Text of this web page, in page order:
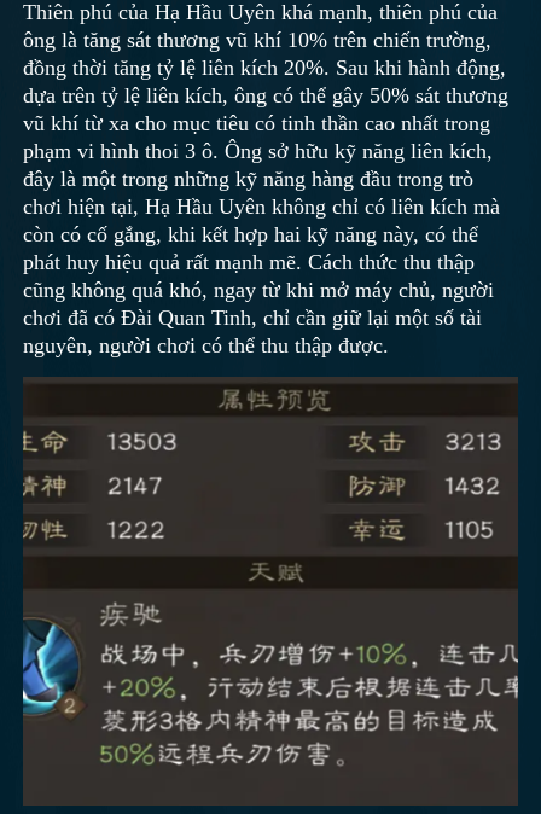
Thiên phú của Hạ Hầu Uyên khá mạnh, thiên phú của
ông là tăng sát thương vũ khí 10% trên chiến trường,
đồng thời tăng tỷ lệ liên kích 20%. Sau khi hành động,
dựa trên tỷ lệ liên kích, ông có thể gây 50% sát thương
vũ khí từ xa cho mục tiêu có tinh thần cao nhất trong
phạm vi hình thoi 3 ô. Ông sở hữu kỹ năng liên kích,
đây là một trong những kỹ năng hàng đầu trong trò
chơi hiện tại, Hạ Hầu Uyên không chỉ có liên kích mà
còn có cố gắng, khi kết hợp hai kỹ năng này, có thể
phát huy hiệu quả rất mạnh mẽ. Cách thức thu thập
cũng không quá khó, ngay từ khi mở máy chủ, người
chơi đã có Đài Quan Tinh, chỉ cần giữ lại một số tài
nguyên, người chơi có thể thu thập được.